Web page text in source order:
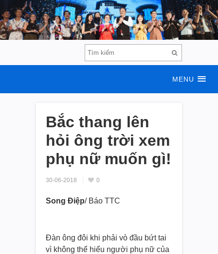
MENU
Bắc thang lên
hỏi ông trời xem
phụ nữ muốn gì!
30-06-2018 0
Song Điệp/ Báo TTC
Đàn ông đôi khi phải vò đầu bứt tai
vì không thể hiểu người phụ nữ của